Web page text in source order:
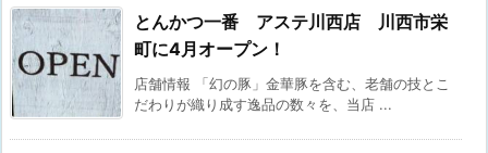
とんかつ一番 アステ川西店 川西市栄
町に4月オープン！
店舗情報 「幻の豚」金華豚を含む、老舗の技とこ
だわりが織り成す逸品の数々を、当店 ...